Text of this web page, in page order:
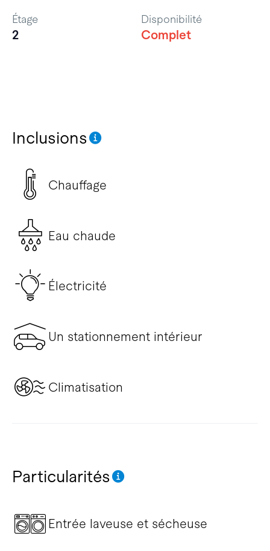
Inclusions
Chauffage
Eau chaude
Électricité
Un stationnement intérieur
Climatisation
Particularités
Entrée laveuse et sécheuse
Étage
2
Disponibilité
Complet